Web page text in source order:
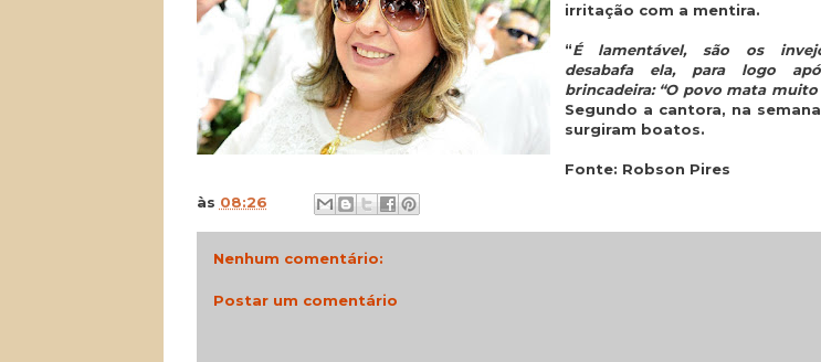
irritação com a mentira.
“É lamentável, são os
desabafa ela, para logo
brincadeira: “O povo mata
Segundo a cantora, na
surgiram boatos.
Fonte: Robson Pires
às 08:26
Nenhum comentário:
Postar um comentário